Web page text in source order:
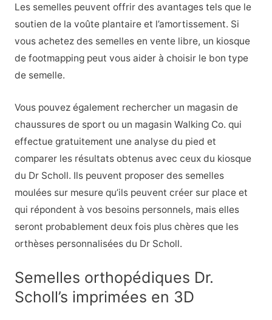
Les semelles peuvent offrir des avantages tels que le
soutien de la voûte plantaire et l’amortissement. Si
vous achetez des semelles en vente libre, un kiosque
de footmapping peut vous aider à choisir le bon type
de semelle.
Vous pouvez également rechercher un magasin de
chaussures de sport ou un magasin Walking Co. qui
effectue gratuitement une analyse du pied et
comparer les résultats obtenus avec ceux du kiosque
du Dr Scholl. Ils peuvent proposer des semelles
moulées sur mesure qu’ils peuvent créer sur place et
qui répondent à vos besoins personnels, mais elles
seront probablement deux fois plus chères que les
orthèses personnalisées du Dr Scholl.
Semelles orthopédiques Dr.
Scholl’s imprimées en 3D